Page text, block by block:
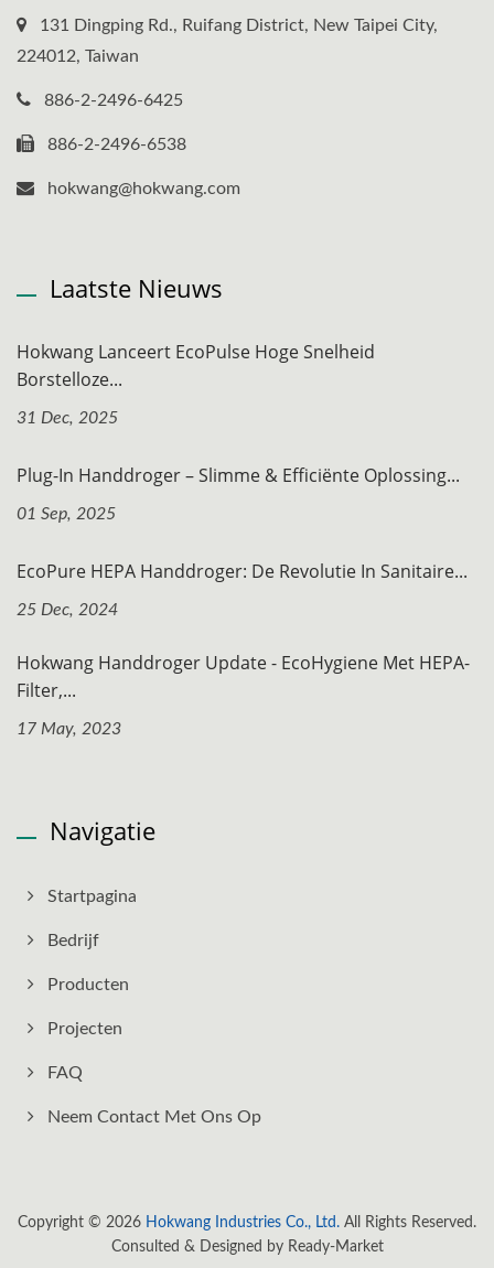
131 Dingping Rd., Ruifang District, New Taipei City,
224012, Taiwan
886-2-2496-6425
886-2-2496-6538
hokwang@hokwang.com
Laatste Nieuws
Hokwang Lanceert EcoPulse Hoge Snelheid
Borstelloze...
31 Dec, 2025
Plug-In Handdroger – Slimme & Efficiënte Oplossing...
01 Sep, 2025
EcoPure HEPA Handdroger: De Revolutie In Sanitaire...
25 Dec, 2024
Hokwang Handdroger Update - EcoHygiene Met HEPA-
Filter,...
17 May, 2023
Navigatie
Startpagina
Bedrijf
Producten
Projecten
FAQ
Neem Contact Met Ons Op
Copyright © 2026 Hokwang Industries Co., Ltd. All Rights Reserved.
Consulted & Designed by Ready-Market